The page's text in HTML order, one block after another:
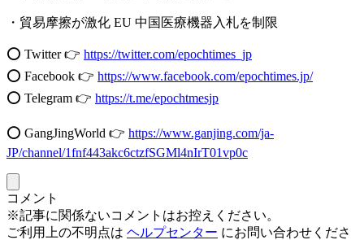
・貿易摩擦が激化 EU 中国医療機器入札を制限
⭕️ Twitter 👉 https://twitter.com/epochtimes_jp
⭕️ Facebook 👉 https://www.facebook.com/epochtimes.jp/
⭕️ Telegram 👉 https://t.me/epochtmesjp
⭕️ GangJingWorld 👉 https://www.ganjing.com/ja-
JP/channel/1fnf443akc6ctzfSGMl4nIrT01vp0c
コメント
※記事に関係ないコメントはお控えください。
ご利用上の不明点は ヘルプセンター にお問い合わせくださ